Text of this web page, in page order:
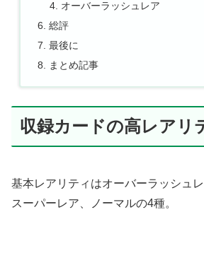
オーバーラッシュレア
総評
最後に
まとめ記事
収録カードの高レアリ
基本レアリティはオーバーラッシュ
スーパーレア、ノーマルの4種。